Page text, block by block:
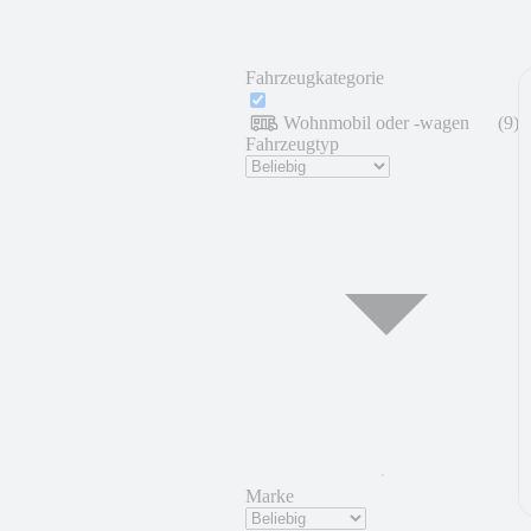
Fahrzeugkategorie
Wohnmobil oder -wagen (9)
Fahrzeugtyp
Marke